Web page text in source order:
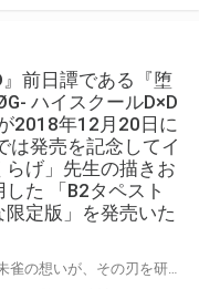
』前日譚である『堕
ハイスクールD×D
2018年12月20日に
は発売を記念してイ
げ」先生の描きお
た 「B2タペスト
限定版」を発売いた